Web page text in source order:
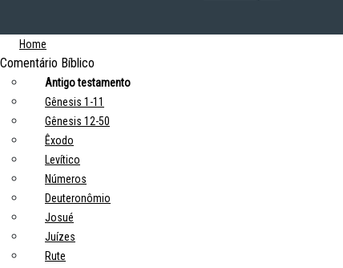
Home
Comentário Bíblico
Antigo testamento
Gênesis 1-11
Gênesis 12-50
Êxodo
Levítico
Números
Deuteronômio
Josué
Juízes
Rute